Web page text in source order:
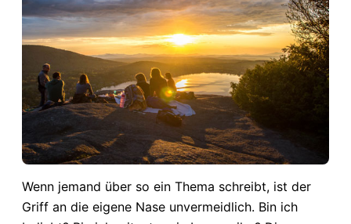
Wenn jemand über so ein Thema schreibt, ist der
Griff an die eigene Nase unvermeidlich. Bin ich